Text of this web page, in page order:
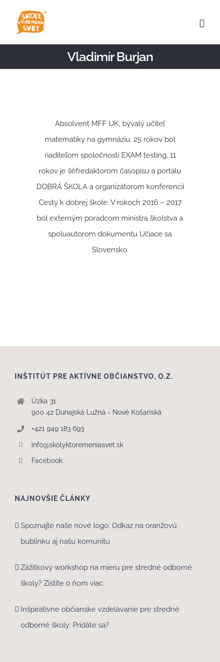
Vladimír Burjan
Absolvent MFF UK, bývalý učiteľ
matematiky na gymnáziu. 25 rokov bol
riaditeľom spoločnosti EXAM testing, 11
rokov je šéfredaktorom časopisu a portálu
DOBRÁ ŠKOLA a organizátorom konferencií
Cesty k dobrej škole. V rokoch 2016 – 2017
bol externým poradcom ministra školstva a
spoluautorom dokumentu Učiace sa
Slovensko.
INŠTITÚT PRE AKTÍVNE OBČIANSTVO, O.Z.
Úzka 31
900 42 Dunajská Lužná - Nové Košariská
+421 949 183 693
info@skolyktoremeniasvet.sk
Facebook
NAJNOVŠIE ČLÁNKY
Spoznajte naše nové logo: Odkaz na oranžovú
bublinku aj našu komunitu
Zážitkový workshop na mieru pre stredné odborné
školy? Zistite o ňom viac
Inšpiratívne občianske vzdelávanie pre stredné
odborné školy: Pridáte sa?